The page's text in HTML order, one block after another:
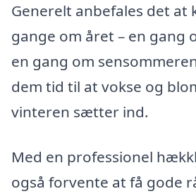
Generelt anbefales det at
gange om året – en gang
en gang om
dem tid til at vokse og
vinteren sætter ind.
Med en professionel
også forvente at få gode